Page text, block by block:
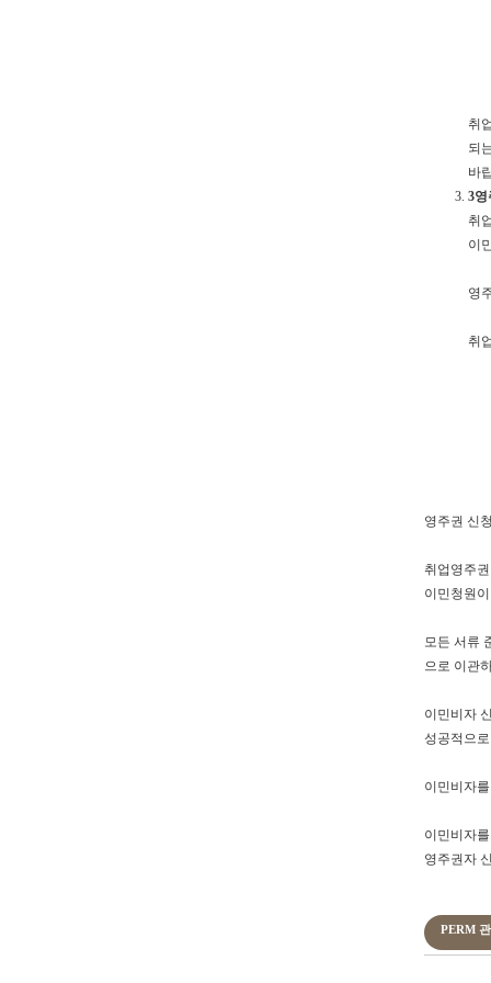
취
되
바
3영
취
이
영
취
영주권 신
취업영주
이민청원
모든 서류
으로 이관
이민비자
성공적으
이민비자
이민비자
영주권자
PERM